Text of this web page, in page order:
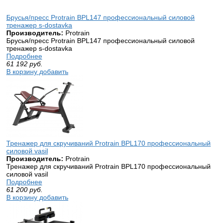
Брусья/пресс Protrain BPL147 профессиональный силовой
тренажер s-dostavka
Производитель: Protrain
Брусья/пресс Protrain BPL147 профессиональный силовой
тренажер s-dostavka
Подробнее
61 192 руб.
В корзину добавить
Тренажер для скручиваний Protrain BPL170 профессиональный
силовой vasil
Производитель: Protrain
Тренажер для скручиваний Protrain BPL170 профессиональный
силовой vasil
Подробнее
61 200 руб.
В корзину добавить